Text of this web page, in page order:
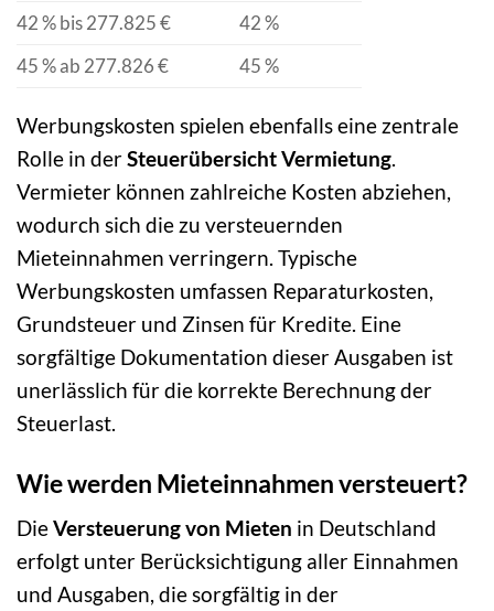
42 % bis 277.825 €
42 %
45 % ab 277.826 €
45 %
Werbungskosten spielen ebenfalls eine zentrale
Rolle in derSteuerübersicht Vermietung.
Vermieter können zahlreiche Kosten abziehen,
wodurch sich die zu versteuernden
Mieteinnahmen verringern. Typische
Werbungskosten umfassen Reparaturkosten,
Grundsteuer und Zinsen für Kredite. Eine
sorgfältige Dokumentation dieser Ausgaben ist
unerlässlich für die korrekte Berechnung der
Steuerlast.
Wie werden Mieteinnahmen versteuert?
DieVersteuerung von Mieten in Deutschland
erfolgt unter Berücksichtigung aller Einnahmen
und Ausgaben, die sorgfältig in der